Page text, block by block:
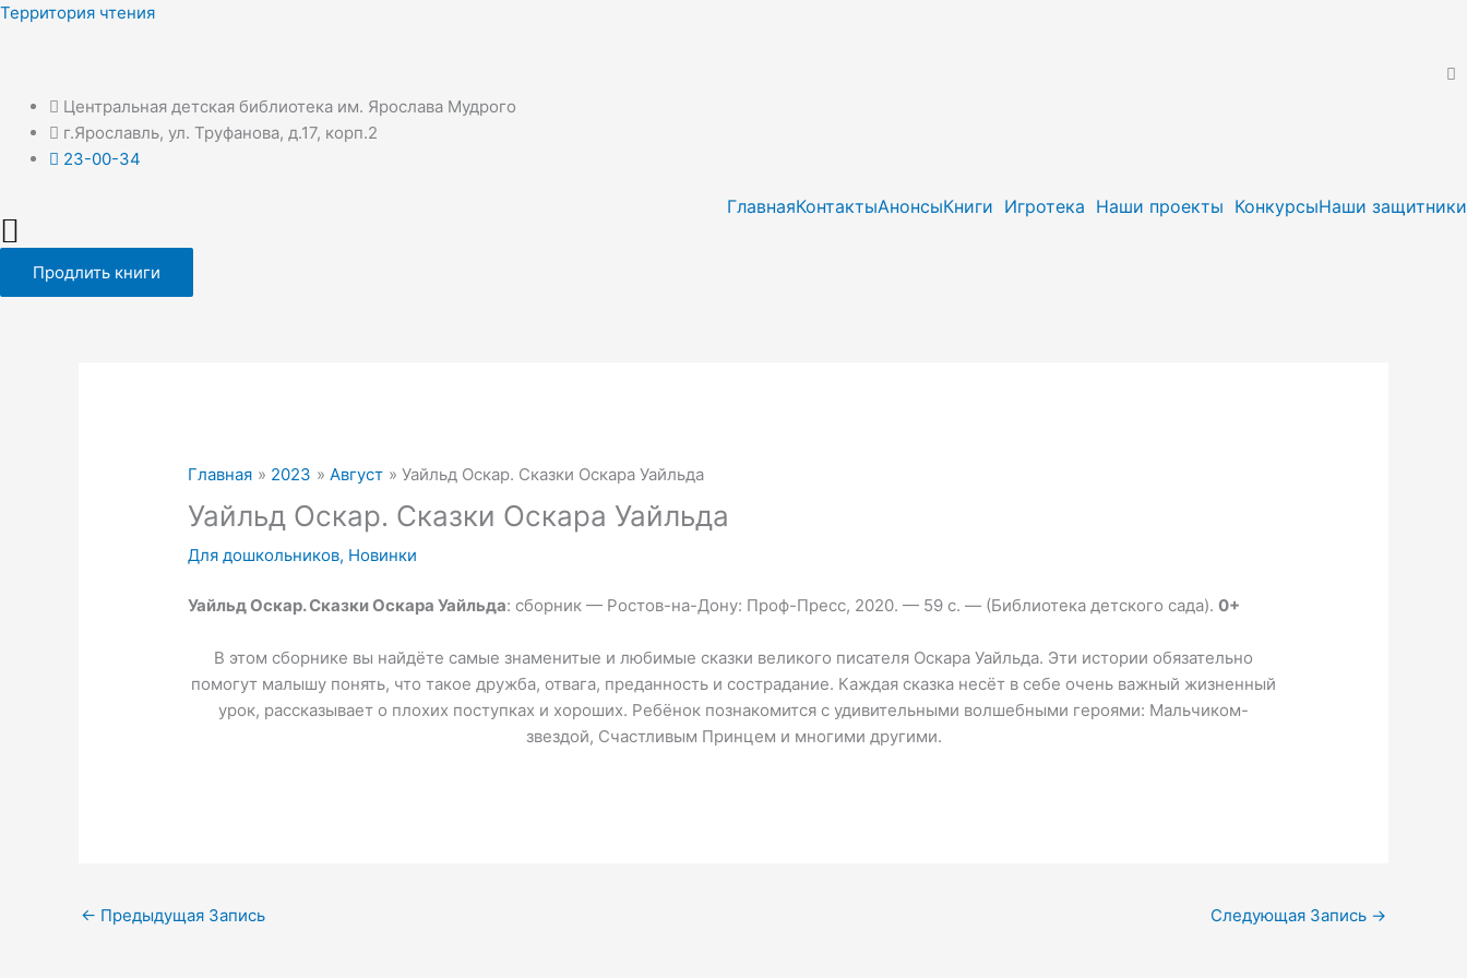
Перейти
Территория чтения
Центральная детская библиотека им. Ярослава Мудрого
г.Ярославль, ул. Труфанова, д.17, корп.2
23-00-34
ГлавнаяКонтактыАнонсыКниги Игротека Наши проекты КонкурсыНаши защитники
Продлить книги
Главная 2023 Август Уайльд Оскар. Сказки Оскара Уайльда
Уайльд Оскар. Сказки Оскара Уайльда
Для дошкольников, Новинки
Уайльд Оскар.Сказки Оскара Уайльда: сборник — Ростов-на-Дону: Проф-Пресс, 2020. — 59 с. — (Библиотека детского сада).0+
В этом сборнике вы найдёте самые знаменитые и любимые сказки великого писателя Оскара Уайльда. Эти истории обязательно
помогут малышу понять, что такое дружба, отвага, преданность и сострадание. Каждая сказка несёт в себе очень важный жизненный
урок, рассказывает о плохих поступках и хороших. Ребёнок познакомится с удивительными волшебными героями: Мальчиком-
звездой, Счастливым Принцем и многими другими.
← Предыдущая Запись Следующая Запись →